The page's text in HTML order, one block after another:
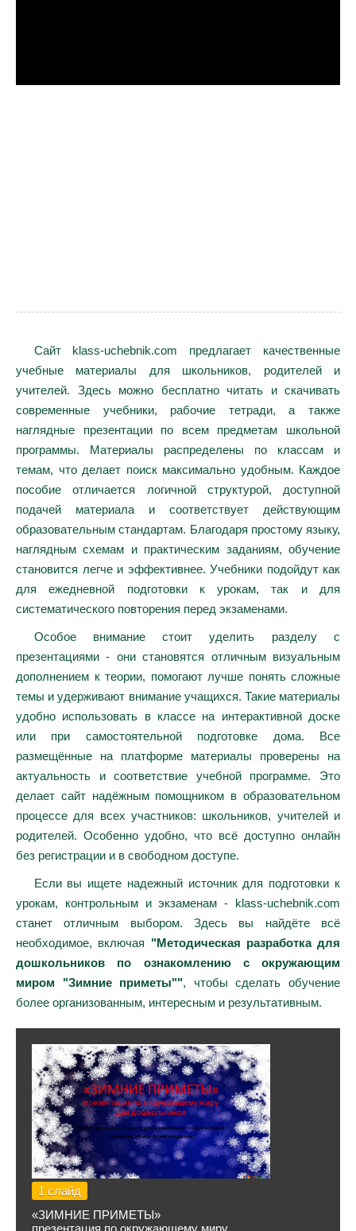
Сайт klass-uchebnik.com предлагает качественные
учебные материалы для школьников, родителей и
учителей. Здесь можно бесплатно читать и скачивать
современные учебники, рабочие тетради, а также
наглядные презентации по всем предметам школьной
программы. Материалы распределены по классам и
темам, что делает поиск максимально удобным. Каждое
пособие отличается логичной структурой, доступной
подачей материала и соответствует действующим
образовательным стандартам. Благодаря простому языку,
наглядным схемам и практическим заданиям, обучение
становится легче и эффективнее. Учебники подойдут как
для ежедневной подготовки к урокам, так и для
систематического повторения перед экзаменами.
Особое внимание стоит уделить разделу с
презентациями - они становятся отличным визуальным
дополнением к теории, помогают лучше понять сложные
темы и удерживают внимание учащихся. Такие материалы
удобно использовать в классе на интерактивной доске
или при самостоятельной подготовке дома. Все
размещённые на платформе материалы проверены на
актуальность и соответствие учебной программе. Это
делает сайт надёжным помощником в образовательном
процессе для всех участников: школьников, учителей и
родителей. Особенно удобно, что всё доступно онлайн
без регистрации и в свободном доступе.
Если вы ищете надежный источник для подготовки к
урокам, контрольным и экзаменам - klass-uchebnik.com
станет отличным выбором. Здесь вы найдёте всё
необходимое, включая "Методическая разработка для
дошкольников по ознакомлению с окружающим
миром "Зимние приметы"", чтобы сделать обучение
более организованным, интересным и результативным.
1 слайд
«ЗИМНИЕ ПРИМЕТЫ»
презентация по окружающему миру